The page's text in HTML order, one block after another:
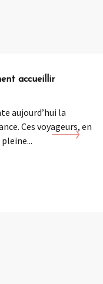
accueillir
aujourd’hui la
Ces voyageurs, en